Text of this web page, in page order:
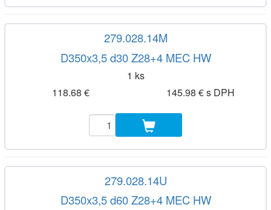
279.028.14M
D350x3,5 d30 Z28+4 MEC HW
1 ks
118.68 €
145.98 € s DPH
279.028.14U
D350x3,5 d60 Z28+4 MEC HW